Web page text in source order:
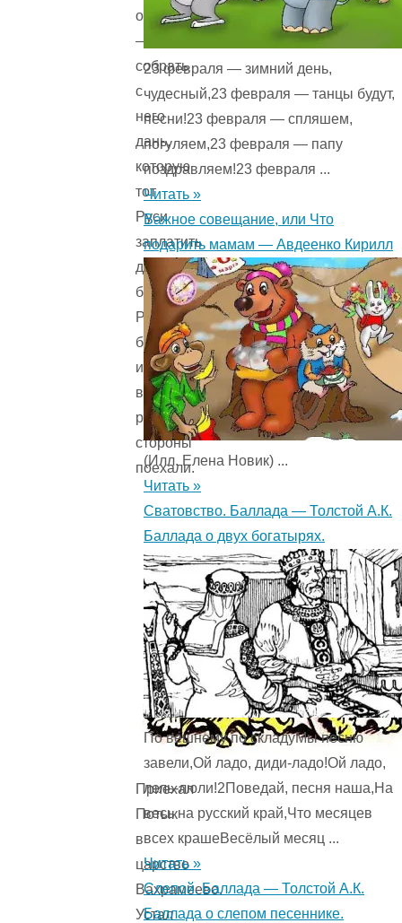
отправил
—
собрать
с
него
дань,
которую
тот
Руси
заплатить
должен
был.
Распрощались
богатыри
и
в
разные
стороны
поехали.
Приехал
Потык
в
царство
Вахрамеево.
Устал
23 февраля — зимний день,
чудесный,23 февраля — танцы будут,
песни!23 февраля — спляшем,
погуляем,23 февраля — папу
поздравляем!23 февраля ...
Читать »
Важное совещание, или Что
подарить мамам — Авдеенко Кирилл
(Илл. Елена Новик) ...
Читать »
Сватовство. Баллада — Толстой А.К.
Баллада о двух богатырях.
По вешнему по складуМы песню
завели,Ой ладо, диди-ладо!Ой ладо,
лель-люли!2Поведай, песня наша,На
весь на русский край,Что месяцев
всех крашеВесёлый месяц ...
Читать »
Слепой. Баллада — Толстой А.К.
Баллада о слепом песеннике.